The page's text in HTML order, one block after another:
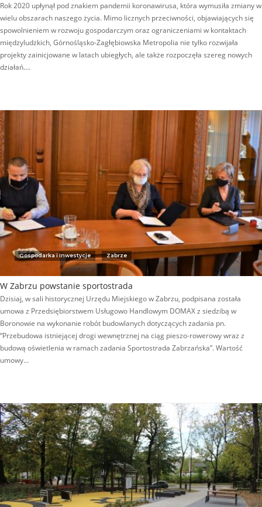
Rok 2020 upłynął pod znakiem pandemii koronawirusa, która wymusiła zmiany w
wielu obszarach naszego życia. Mimo licznych przeciwności, objawiających się
spowolnieniem w rozwoju gospodarczym oraz ograniczeniami w kontaktach
międzyludzkich, Górnośląsko-Zagłębiowska Metropolia nie tylko rozwijała
projekty zainicjowane w latach ubiegłych, ale także rozpoczęła szereg nowych
działań….
Gospodarka i Inwestycje Zabrze
W Zabrzu powstanie sportostrada
Dzisiaj, w sali historycznej Urzędu Miejskiego w Zabrzu, podpisana została
umowa z Przedsiębiorstwem Usługowo Handlowym DOMAX z siedzibą w
Boronowie na wykonanie robót budowlanych dotyczących zadania pn.
“Przebudowa istniejącej drogi wewnętrznej na ciąg pieszo-rowerowy wraz z
budową oświetlenia w ramach zadania Sportostrada Zabrzańska”. Wartość
umowy…